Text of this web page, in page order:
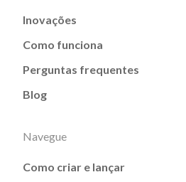
Inovações
Como funciona
Perguntas frequentes
Blog
Navegue
Como criar e lançar